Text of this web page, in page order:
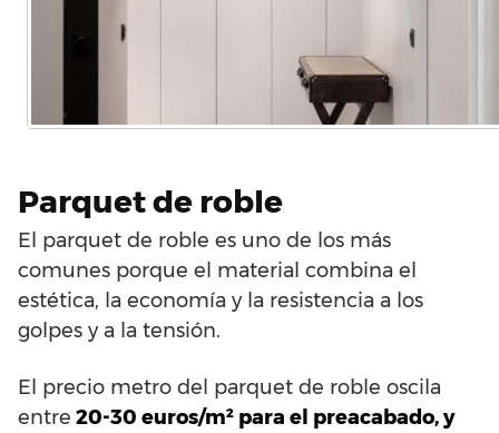
Parquet de roble
El parquet de roble es uno de los más
comunes porque el material combina el
estética, la economía y la resistencia a los
golpes y a la tensión.
El precio metro del parquet de roble oscila
entre 20-30 euros/m² para el preacabado, y